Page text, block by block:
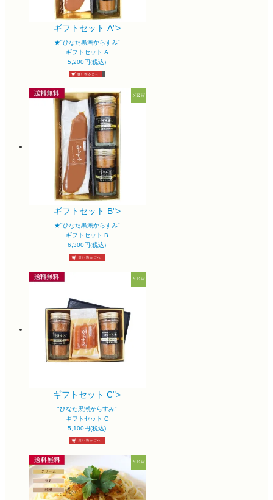
ギフトセット A">
★"ひなた黒潮からすみ"
ギフトセット A
5,200円(税込)
ギフトセット B">
★"ひなた黒潮からすみ"
ギフトセット B
6,300円(税込)
ギフトセット C">
"ひなた黒潮からすみ"
ギフトセット C
5,100円(税込)